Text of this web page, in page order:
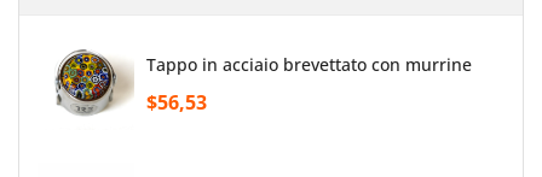
tappo in acciaio brevettato con murrine
$56,53